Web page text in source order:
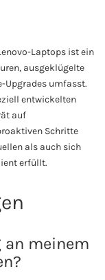
Laptops ist ein
ausgeklügelte
Upgrades umfasst.
entwickelten
auf
Schritte
als auch sich
erfüllt.
meinem